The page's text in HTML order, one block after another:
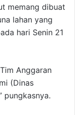
memang dibuat
lahan yang
hari Senin 21
Anggaran
(Dinas
pungkasnya.